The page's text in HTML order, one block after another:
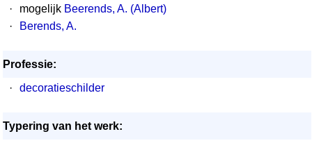
·
mogelijk Beerends, A. (Albert)
·
Berends, A.
Professie:
·
decoratieschilder
Typering van het werk: